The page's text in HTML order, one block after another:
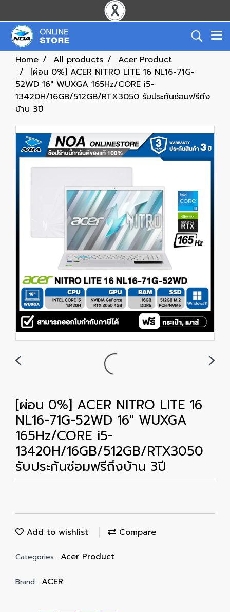
Home All products
Acer Product
[ผ่อน 0%] ACER NITRO LITE 16 NL16-71G-
52WD 16" WUXGA 165Hz/CORE i5-
13420H/16GB/512GB/RTX3050 รับประกันซ่อมฟรีถึง
บ้าน 3ปี
[ผ่อน 0%] ACER NITRO LITE 16
NL16-71G-52WD 16" WUXGA
165Hz/CORE i5-
13420H/16GB/512GB/RTX3050
รับประกันซ่อมฟรีถึงบ้าน 3ปี
Add to wishlist Compare
Categories : Acer Product
Brand : ACER